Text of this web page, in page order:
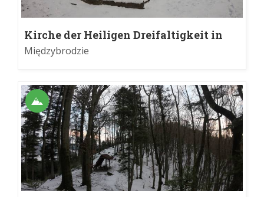
Kirche der Heiligen Dreifaltigkeit in
Międzybrodzie
Międzybrodzie